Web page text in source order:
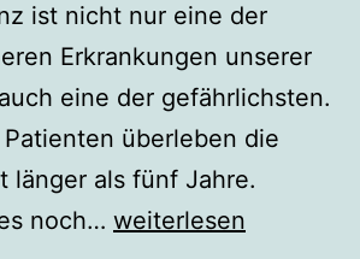
ist nicht nur eine der
Erkrankungen unserer
eine der gefährlichsten.
überleben die
länger als fünf Jahre.
noch… Neuartiges
weiterlesen